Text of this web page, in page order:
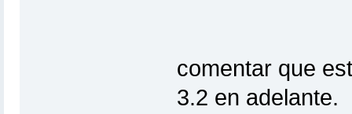
comentar que
3.2 en adelante.